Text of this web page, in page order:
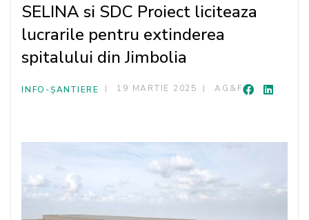
SELINA si SDC Proiect liciteaza
lucrarile pentru extinderea
spitalului din Jimbolia
INFO-ȘANTIERE 19 MARTIE 2025 AG&F